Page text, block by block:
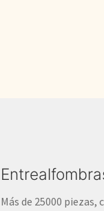
Más de 25000 piezas,